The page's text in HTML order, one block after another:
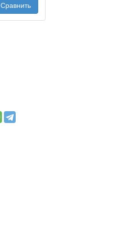
Сравнить